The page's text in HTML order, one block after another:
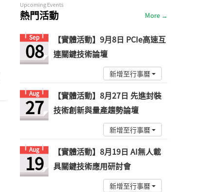
Upcoming Events
熱門活動 More →
Sep
08
【實體活動】9月8日 PCIe高速互
連關鍵技術論壇
新增至行事曆
Aug
27
【實體活動】8月27日 先進封裝
技術創新與量產趨勢論壇
新增至行事曆
Aug
19
【實體活動】8月19日 AI無人載
具關鍵技術應用研討會
新增至行事曆